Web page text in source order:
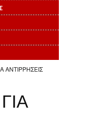
ΑΝΤΙΡΡΗΣΕΙΣ